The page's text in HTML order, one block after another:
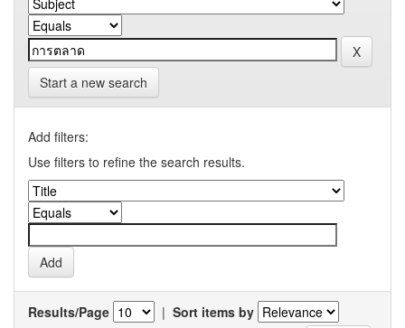
Start a new search
Add filters:
Use filters to refine the search results.
Results/Page | Sort items by